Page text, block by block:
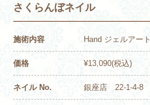
さくらんぼネイル
施術内容 Hand ジェルアート
価格 ¥13,090(税込)
ネイル No. 銀座店 22-1-4-8